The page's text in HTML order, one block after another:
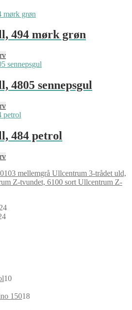
494 mørk grøn
4805 sennepsgul
484 petrol
Ullcentrum 3-trådet uld,
Ullcentrum Z-
2424
24
1010
1501818